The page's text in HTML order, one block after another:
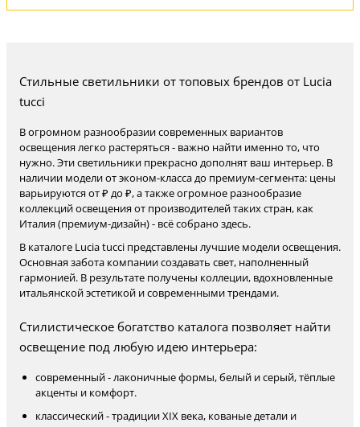
Стильные светильники от топовых брендов от Lucia
tucci
В огромном разнообразии современных вариантов
освещения легко растеряться - важно найти именно то, что
нужно. Эти светильники прекрасно дополнят ваш интерьер. В
наличии модели от эконом-класса до премиум-сегмента: цены
варьируются от ₽ до ₽, а также огромное разнообразие
коллекций освещения от производителей таких стран, как
Италия (премиум-дизайн) - всё собрано здесь.
В каталоге Lucia tucci представлены лучшие модели освещения.
Основная забота компании создавать свет, наполненный
гармонией. В результате получены коллеции, вдохновленные
итальянской эстетикой и современными трендами.
Стилистическое богатство каталога позволяет найти
освещение под любую идею интерьера:
современный - лаконичные формы, белый и серый, тёплые
акценты и комфорт.
классический - традиции XIX века, кованые детали и